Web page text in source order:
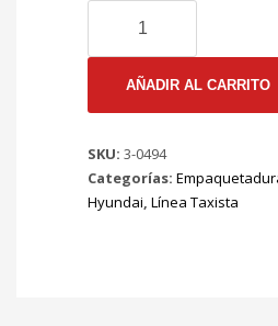
EMP
CULATA
HYUNDAI
94/99
GETZ
02/...
AÑADIR AL CARRITO
SKU: 3-0494
Categorías:
Hyundai, Línea Taxista